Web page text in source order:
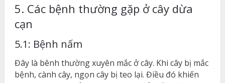
5. Các bệnh thường gặp ở cây dừa
cạn
5.1: Bệnh nấm
Đây là bênh thường xuyên mắc ở cây. Khi cây bị mắc
bệnh, cành cây, ngọn cây bị teo lại. Điều đó khiến